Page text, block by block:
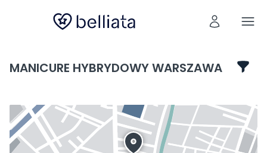
MANICURE HYBRYDOWY WARSZAWA